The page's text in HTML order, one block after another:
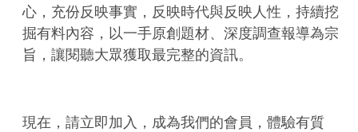
心，充份反映事實，反映時代與反映人性，持續挖
掘有料內容，以一手原創題材、深度調查報導為宗
旨，讓閱聽大眾獲取最完整的資訊。
現在，請立即加入，成為我們的會員，體驗有質